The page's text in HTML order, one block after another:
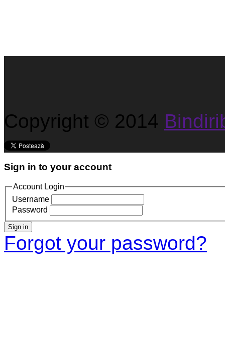
Copyright © 2014
Sign in to your account
Account Login
Username
Password
Sign in
Forgot your password?